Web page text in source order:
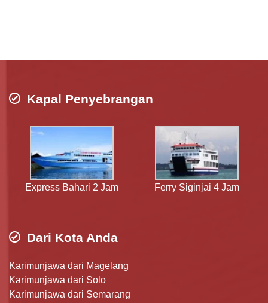
Kapal Penyebrangan
Express Bahari 2 Jam Ferry Siginjai 4 Jam
Dari Kota Anda
Karimunjawa dari Magelang
Karimunjawa dari Solo
Karimunjawa dari Semarang